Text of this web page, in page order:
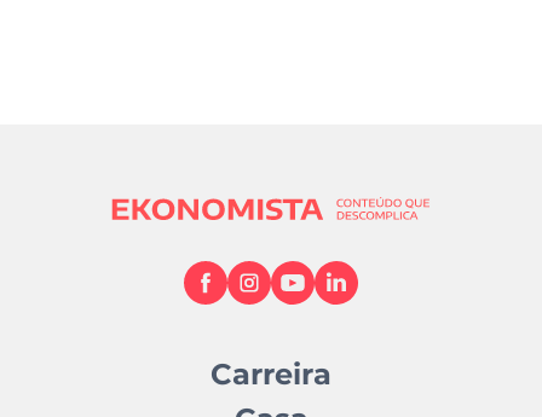
Carreira